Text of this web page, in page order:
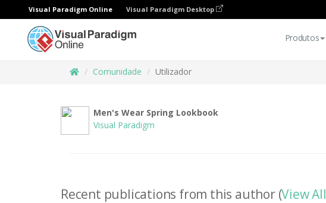
Visual Paradigm Online Visual Paradigm Desktop
Produtos
Comunidade Utilizador
Men's Wear Spring Lookbook
Visual Paradigm
Recent publications from this author (View All